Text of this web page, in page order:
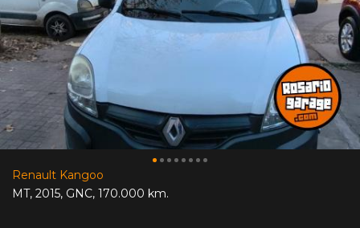
Renault Kangoo
MT, 2015, GNC, 170.000 km.